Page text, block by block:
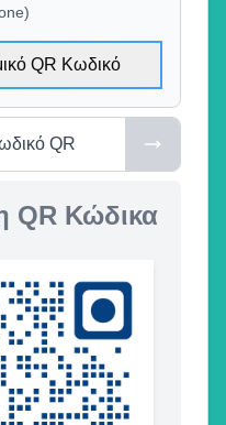
QR Κωδικό
QR
QR Κώδικα